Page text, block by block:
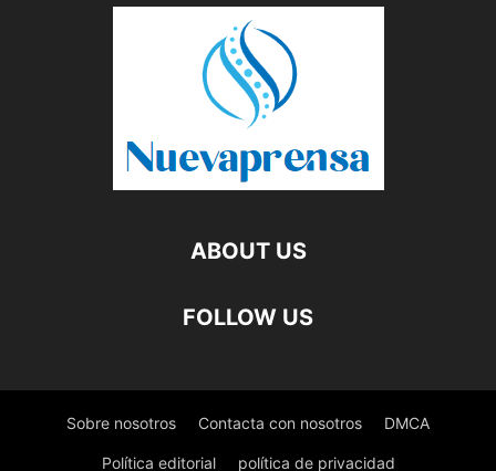
ABOUT US
FOLLOW US
Sobre nosotros Contacta con nosotros DMCA
Política editorial política de privacidad